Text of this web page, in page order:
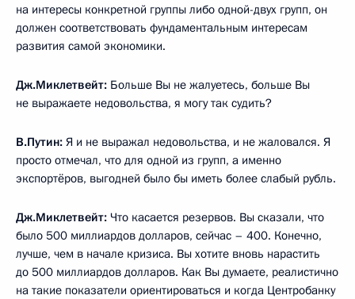
на интересы конкретной группы либо одной-двух групп, он
должен соответствовать фундаментальным интересам
развития самой экономики.
Дж.Миклетвейт: Больше Вы не жалуетесь, больше Вы
не выражаете недовольства, я могу так судить?
В.Путин: Я и не выражал недовольства, и не жаловался. Я
просто отмечал, что для одной из групп, а именно
экспортёров, выгодней было бы иметь более слабый рубль.
Дж.Миклетвейт: Что касается резервов. Вы сказали, что
было 500 миллиардов долларов, сейчас – 400. Конечно,
лучше, чем в начале кризиса. Вы хотите вновь нарастить
до 500 миллиардов долларов. Как Вы думаете, реалистично
на такие показатели ориентироваться и когда Центробанку